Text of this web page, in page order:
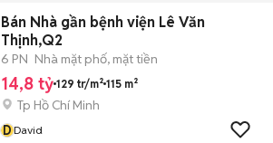
Bán Nhà gần bệnh viện Lê Văn
Thịnh,Q2
6 PN Nhà mặt phố, mặt tiền
14,8 tỷ 129 tr/m² 115 m²
Tp Hồ Chí Minh
DDavid